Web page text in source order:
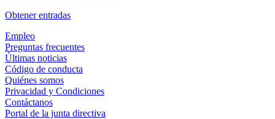
Obtener entradas(Abrir en una pestaña nueva)
Empleo
Preguntas frecuentes
Últimas noticias
Código de conducta
Quiénes somos
Privacidad y Condiciones
Contáctanos
Portal de la junta directiva